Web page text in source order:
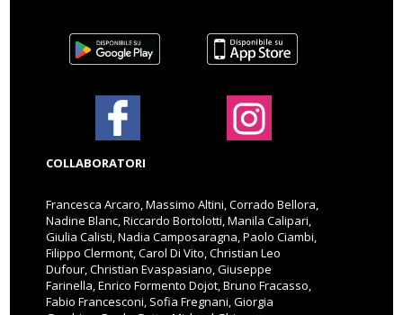
COLLABORATORI
Francesca Arcaro, Massimo Altini, Corrado Bellora,
Nadine Blanc, Riccardo Bortolotti, Manila Calipari,
Giulia Calisti, Nadia Camposaragna, Paolo Ciambi,
Filippo Clermont, Carol Di Vito, Christian Leo
Dufour, Christian Evaspasiano, Giuseppe
Farinella, Enrico Formento Dojot, Bruno Fracasso,
Fabio Francesconi, Sofia Fregnani, Giorgia